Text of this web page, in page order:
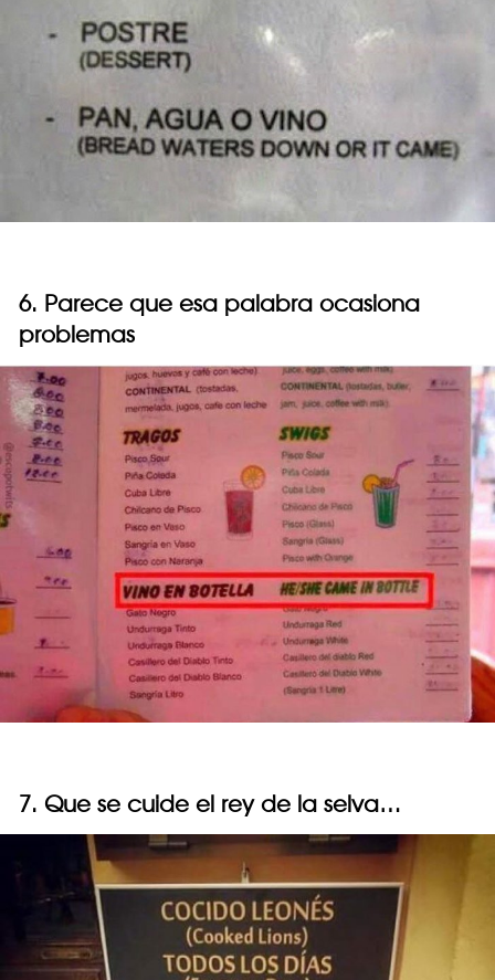
6. Parece que esa palabra ocasiona
problemas
7. Que se cuide el rey de la selva…